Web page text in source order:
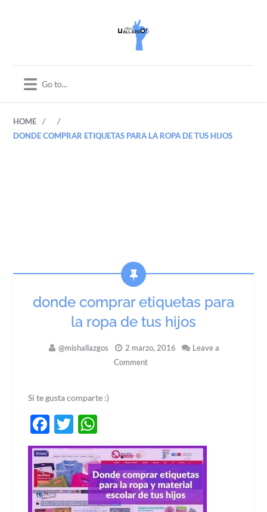
HOME / /
DONDE COMPRAR ETIQUETAS PARA LA ROPA DE TUS HIJOS
donde comprar etiquetas para
la ropa de tus hijos
@mishallazgos 2 marzo, 2016
Leave a
Comment
Si te gusta comparte :)
Facebook
Twitter